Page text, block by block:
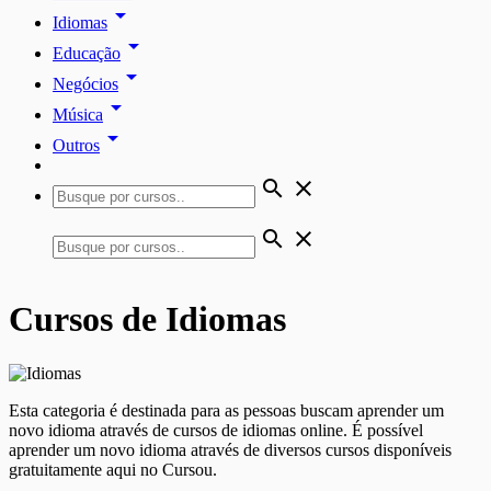
Idiomas arrow_drop_down
Educação arrow_drop_down
Negócios arrow_drop_down
Música arrow_drop_down
Outros arrow_drop_down
search close
search close
Cursos de Idiomas
Esta categoria é destinada para as pessoas buscam aprender um
novo idioma através de cursos de idiomas online. É possível
aprender um novo idioma através de diversos cursos disponíveis
gratuitamente aqui no Cursou.